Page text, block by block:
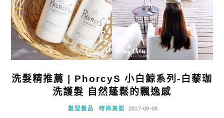
洗髮精推薦 | PhorcyS 小白鯨系列-白藜珈
洗護髮 自然蓬鬆的飄逸感
髮型髮品 時尚美妝 2017-09-08